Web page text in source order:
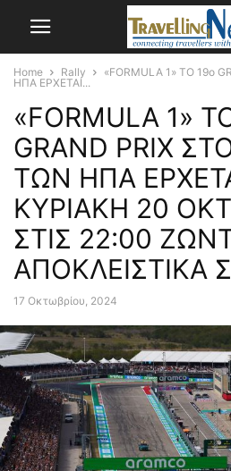
Home Rally
«FORMULA 1» ΤΟ 19ο
ΗΠΑ ΕΡΧΕΤΑΙ...
«FORMULA 1»
GRAND PRIX
ΤΩΝ ΗΠΑ
ΚΥΡΙΑΚΗ 20
ΣΤΙΣ 22:00
ΑΠΟΚΛΕΙΣΤΙΚΑ
17 Οκτωβρίου, 2024